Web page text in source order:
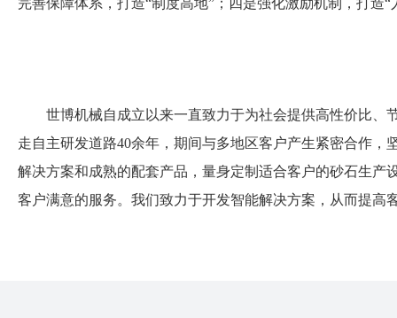
完善保障体系，打造“制度高地”；四是强化激励机制，打造
世博机械自成立以来一直致力于为社会提供高性价比、
走自主研发道路40余年，期间与多地区客户产生紧密合作，
解决方案和成熟的配套产品，量身定制适合客户的砂石生产
客户满意的服务。 我们致力于开发智能解决方案，从而提高